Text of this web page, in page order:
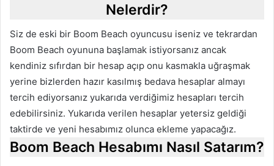
Nelerdir?
Siz de eski bir Boom Beach oyuncusu iseniz ve tekrardan
Boom Beach oyununa başlamak istiyorsanız ancak
kendiniz sıfırdan bir hesap açıp onu kasmakla uğraşmak
yerine bizlerden hazır kasılmış bedava hesaplar almayı
tercih ediyorsanız yukarıda verdiğimiz hesapları tercih
edebilirsiniz. Yukarıda verilen hesaplar yetersiz geldiği
taktirde ve yeni hesabımız olunca ekleme yapacağız.
Boom Beach Hesabımı Nasıl Satarım?